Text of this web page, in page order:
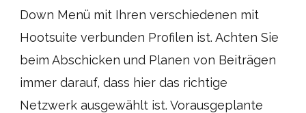
Down Menü mit Ihren verschiedenen mit
Hootsuite verbunden Profilen ist. Achten Sie
beim Abschicken und Planen von Beiträgen
immer darauf, dass hier das richtige
Netzwerk ausgewählt ist. Vorausgeplante